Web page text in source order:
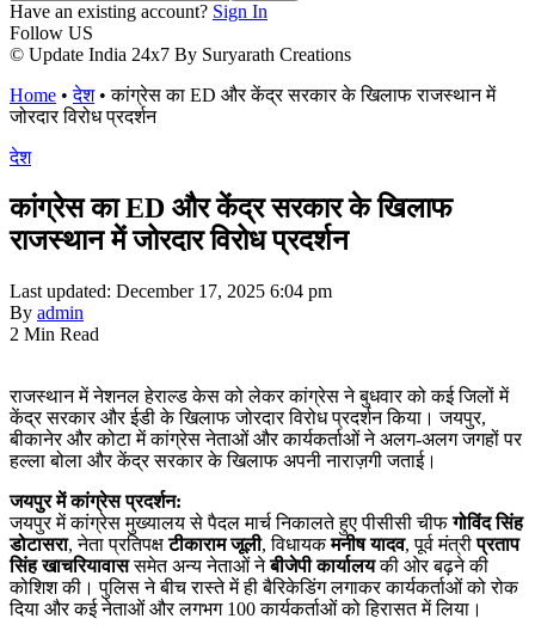
Have an existing account? Sign In
Follow US
© Update India 24x7 By Suryarath Creations
Home •देश•कांग्रेस का ED और केंद्र सरकार के खिलाफ राजस्थान में
जोरदार विरोध प्रदर्शन
देश
कांग्रेस का ED और केंद्र सरकार के खिलाफ
राजस्थान में जोरदार विरोध प्रदर्शन
Last updated: December 17, 2025 6:04 pm
By admin
2 Min Read
राजस्थान में नेशनल हेराल्ड केस को लेकर कांग्रेस ने बुधवार को कई जिलों में
केंद्र सरकार और ईडी के खिलाफ जोरदार विरोध प्रदर्शन किया। जयपुर,
बीकानेर और कोटा में कांग्रेस नेताओं और कार्यकर्ताओं ने अलग-अलग जगहों पर
हल्ला बोला और केंद्र सरकार के खिलाफ अपनी नाराज़गी जताई।
जयपुर में कांग्रेस प्रदर्शन:
जयपुर में कांग्रेस मुख्यालय से पैदल मार्च निकालते हुए पीसीसी चीफगोविंद सिंह
डोटासरा, नेता प्रतिपक्षटीकाराम जूली, विधायकमनीष यादव, पूर्व मंत्रीप्रताप
सिंह खाचरियावाससमेत अन्य नेताओं नेबीजेपी कार्यालयकी ओर बढ़ने की
कोशिश की। पुलिस ने बीच रास्ते में ही बैरिकेडिंग लगाकर कार्यकर्ताओं को रोक
दिया और कई नेताओं और लगभग 100 कार्यकर्ताओं को हिरासत में लिया।